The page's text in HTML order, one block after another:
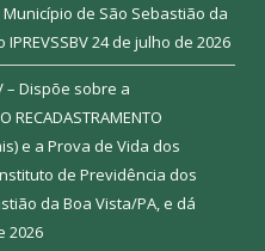
de São Sebastião da
24 de julho de 2026
– Dispõe sobre a
RECADASTRAMENTO
e a Prova de Vida dos
de Previdência dos
da Boa Vista/PA, e dá
2026